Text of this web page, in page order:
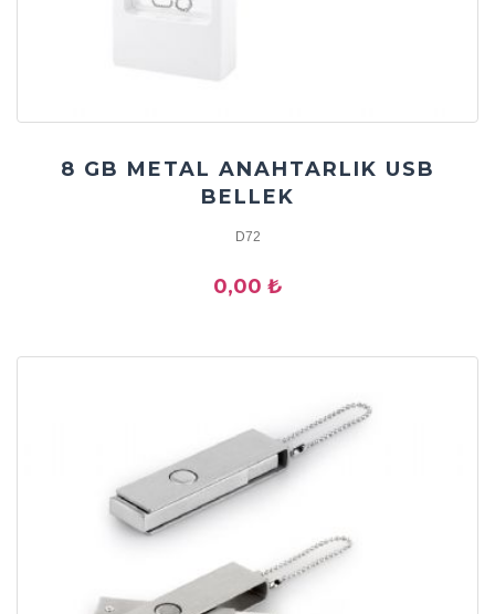
8 GB METAL ANAHTARLIK USB
BELLEK
D72
0,00 ₺